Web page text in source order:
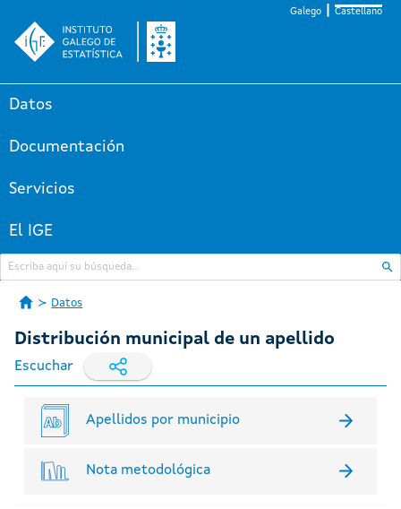
Galego Castellano
Datos
Documentación
Servicios
El IGE
Datos
Distribución municipal de un apellido
Escuchar
Apellidos por municipio
Nota metodológica